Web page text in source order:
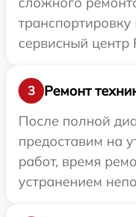
сервисный центр
3
Ремонт
После полной
предоставим на
работ, время
устранением